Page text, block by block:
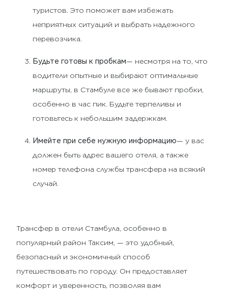
туристов. Это поможет вам избежать
неприятных ситуаций и выбрать надежного
перевозчика.
Будьте готовы к пробкам— несмотря на то, что
водители опытные и выбирают оптимальные
маршруты, в Стамбуле все же бывают пробки,
особенно в час пик. Будьте терпеливы и
готовьтесь к небольшим задержкам.
Имейте при себе нужную информацию— у вас
должен быть адрес вашего отеля, а также
номер телефона службы трансфера на всякий
случай.
Трансфер в отели Стамбула, особенно в
популярный район Таксим, — это удобный,
безопасный и экономичный способ
путешествовать по городу. Он предоставляет
комфорт и уверенность, позволяя вам